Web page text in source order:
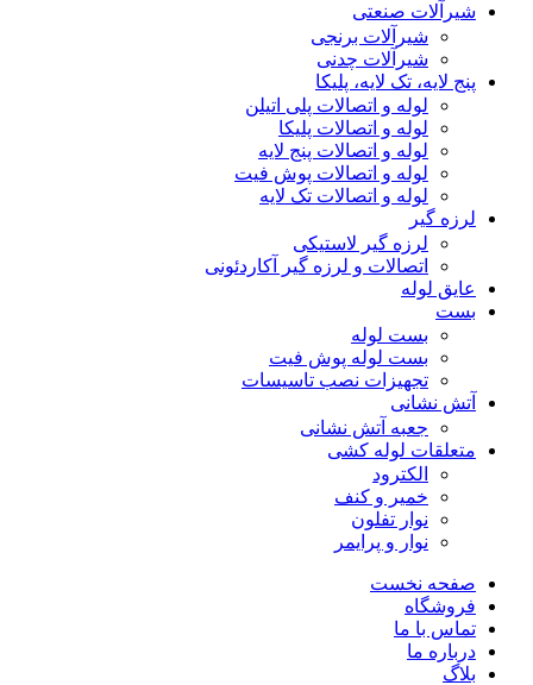
شیرآلات صنعتی
شیرآلات برنجی
شیرآلات چدنی
پنج لایه، تک لایه، پلیکا
لوله و اتصالات پلی اتیلن
لوله و اتصالات پلیکا
لوله و اتصالات پنج لایه
لوله و اتصالات پوش فیت
لوله و اتصالات تک لایه
لرزه گیر
لرزه گیر لاستیکی
اتصالات و لرزه گیر آکاردئونی
عایق لوله
بست
بست لوله
بست لوله پوش فیت
تجهیزات نصب تاسیسات
آتش نشانی
جعبه آتش نشانی
متعلقات لوله کشی
الکترود
خمیر و کنف
نوار تفلون
نوار و پرایمر
صفحه نخست
فروشگاه
تماس با ما
درباره ما
بلاگ